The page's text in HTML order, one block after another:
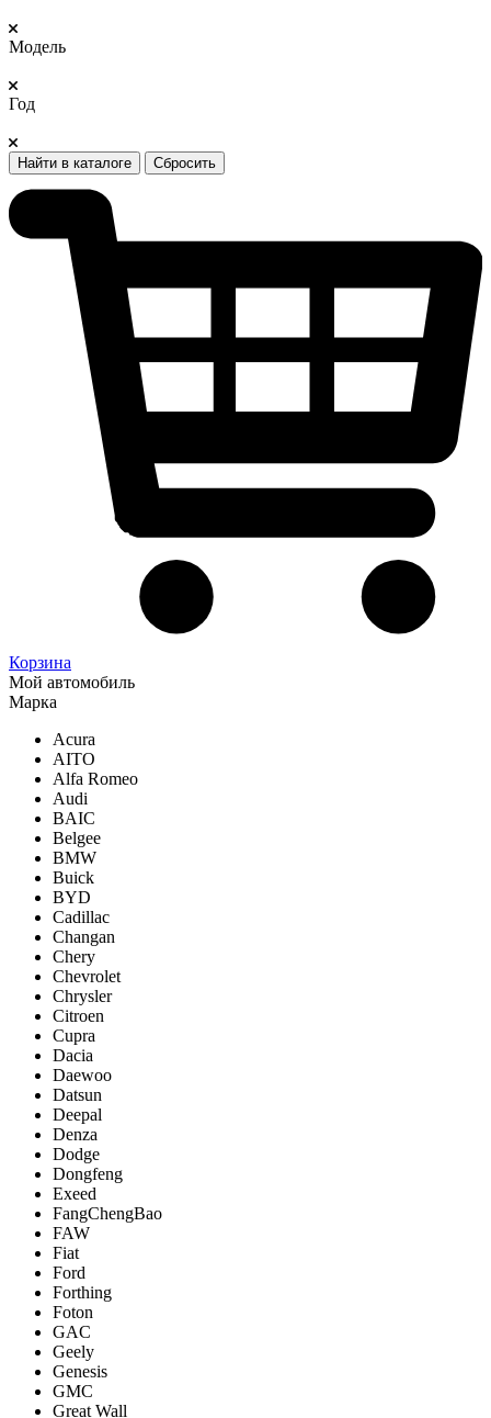
Модель
Год
Найти в каталоге Сбросить
Корзина
Мой автомобиль
Марка
Acura
AITO
Alfa Romeo
Audi
BAIC
Belgee
BMW
Buick
BYD
Cadillac
Changan
Chery
Chevrolet
Chrysler
Citroen
Cupra
Dacia
Daewoo
Datsun
Deepal
Denza
Dodge
Dongfeng
Exeed
FangChengBao
FAW
Fiat
Ford
Forthing
Foton
GAC
Geely
Genesis
GMC
Great Wall